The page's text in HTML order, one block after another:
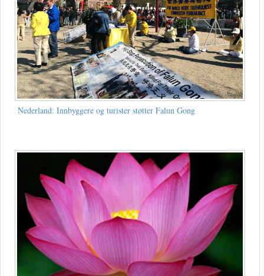
Nederland: Innbyggere og turister støtter Falun Gong